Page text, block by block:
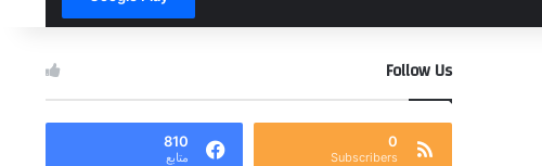
Follow Us
0
Subscribers
810
متابع